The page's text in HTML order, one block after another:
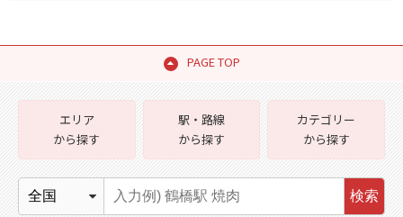
PAGE TOP
エリア
から探す
駅・路線
から探す
カテゴリー
から探す
検索